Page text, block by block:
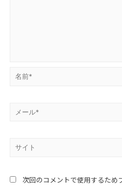
次回のコメントで使用するため